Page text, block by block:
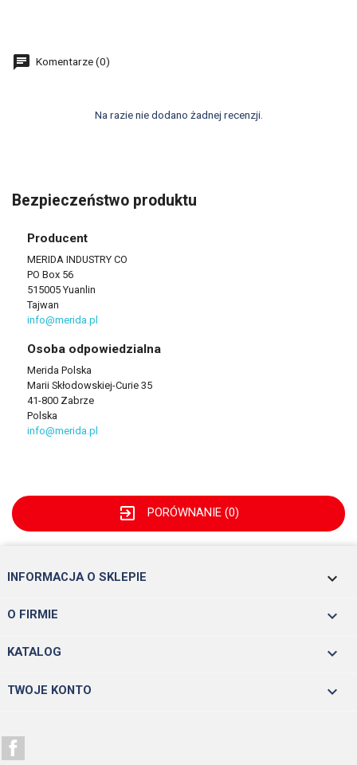
Komentarze (0)
Na razie nie dodano żadnej recenzji.
Bezpieczeństwo produktu
Producent
MERIDA INDUSTRY CO
PO Box 56
515005 Yuanlin
Tajwan
info@merida.pl
Osoba odpowiedzialna
Merida Polska
Marii Skłodowskiej-Curie 35
41-800 Zabrze
Polska
info@merida.pl
exit_to_app PORÓWNANIE (0)
INFORMACJA O SKLEPIE keyboard_arrow_down
O FIRMIE 
KATALOG 
TWOJE KONTO 